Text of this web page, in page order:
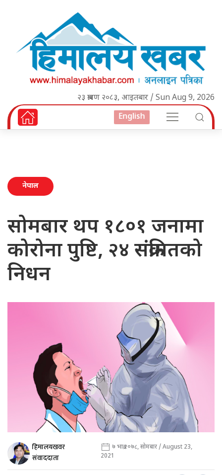
२३ श्रावण २०८३, आइतबार / Sun Aug 9, 2026
English
नेपाल
सोमबार थप १८०१ जनामा
कोरोना पुष्टि, २४ संक्रमितको
निधन
हिमालयखवर
संवाददाता
७ भाद्र २०७८, सोमबार / August 23,
2021